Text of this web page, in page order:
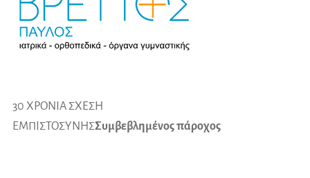
30 ΧΡΟΝΙΑ ΣΧΕΣΗ
ΕΜΠΙΣΤΟΣΥΝΗΣΣυμβεβλημένος πάροχος